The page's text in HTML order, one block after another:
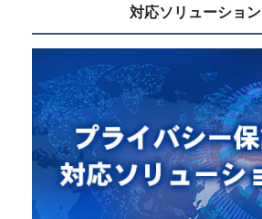
対応ソリューション